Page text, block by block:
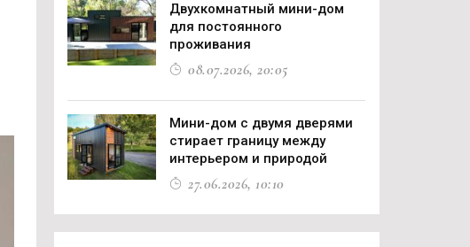
Двухкомнатный мини-дом
для постоянного
проживания
08.07.2026, 20:05
Мини-дом с двумя дверями
стирает границу между
интерьером и природой
27.06.2026, 10:10